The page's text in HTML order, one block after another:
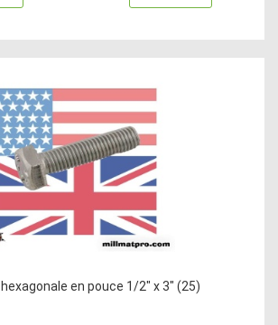
en pouce 1/2" x 3" (25)